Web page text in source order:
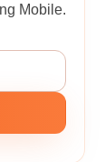
Mobile.